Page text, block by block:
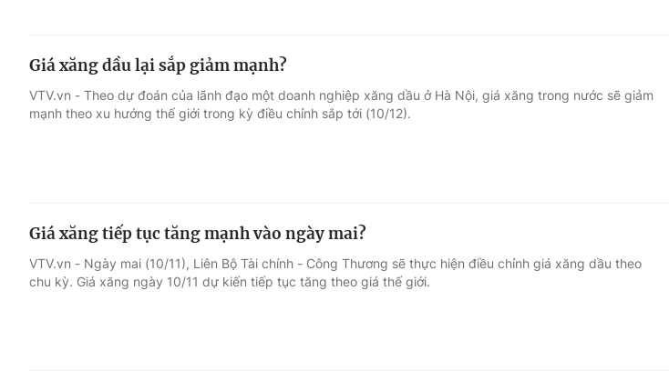
Giá xăng dầu lại sắp giảm mạnh?
VTV.vn - Theo dự đoán của lãnh đạo một doanh nghiệp xăng dầu ở Hà Nội, giá xăng trong nước sẽ giảm
mạnh theo xu hướng thế giới trong kỳ điều chỉnh sắp tới (10/12).
Giá xăng tiếp tục tăng mạnh vào ngày mai?
VTV.vn - Ngày mai (10/11), Liên Bộ Tài chính - Công Thương sẽ thực hiện điều chỉnh giá xăng dầu theo
chu kỳ. Giá xăng ngày 10/11 dự kiến tiếp tục tăng theo giá thế giới.